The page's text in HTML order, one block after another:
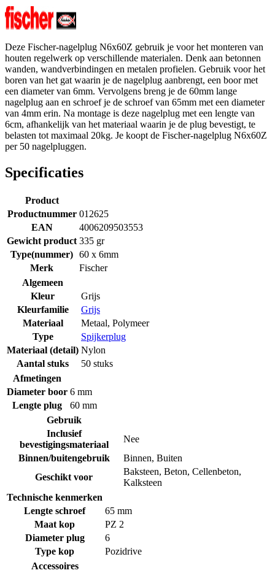
Deze Fischer-nagelplug N6x60Z gebruik je voor het monteren van
houten regelwerk op verschillende materialen. Denk aan betonnen
wanden, wandverbindingen en metalen profielen. Gebruik voor het
boren van het gat waarin je de nagelplug aanbrengt, een boor met
een diameter van 6mm. Vervolgens breng je de 60mm lange
nagelplug aan en schroef je de schroef van 65mm met een diameter
van 4mm erin. Na montage is deze nagelplug met een lengte van
6cm, afhankelijk van het materiaal waarin je de plug bevestigt, te
belasten tot maximaal 20kg. Je koopt de Fischer-nagelplug N6x60Z
per 50 nagelpluggen.
Specificaties
Product
Productnummer 012625
EAN
4006209503553
Gewicht product 335 gr
Type(nummer) 60 x 6mm
Merk
Fischer
Algemeen
Kleur
Grijs
Kleurfamilie
Grijs
Materiaal
Metaal, Polymeer
Type
Spijkerplug
Materiaal (detail) Nylon
Aantal stuks
50 stuks
Afmetingen
Diameter boor 6 mm
Lengte plug
60 mm
Gebruik
Inclusief
bevestigingsmateriaal
Nee
Binnen/buitengebruik
Binnen, Buiten
Geschikt voor
Baksteen, Beton, Cellenbeton,
Kalksteen
Technische kenmerken
Lengte schroef
65 mm
Maat kop
PZ 2
Diameter plug
6
Type kop
Pozidrive
Accessoires